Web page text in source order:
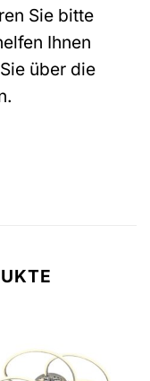
Sie bitte
Ihnen
über die